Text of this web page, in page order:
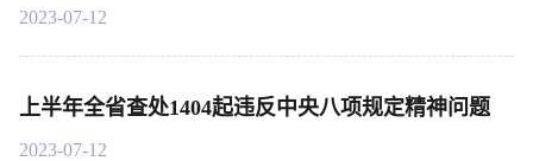
2023-07-12
上半年全省查处1404起违反中央八项规定精神问题
2023-07-12